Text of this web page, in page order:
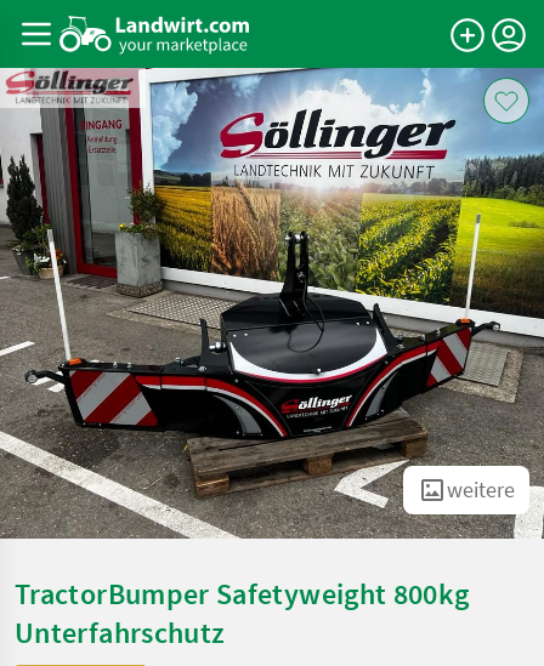
weitere
TractorBumper Safetyweight 800kg
Unterfahrschutz